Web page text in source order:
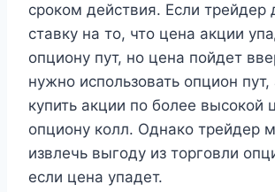
сроком действия. Если трейдер
ставку на то, что цена акции
опциону пут, но цена пойдет
нужно использовать опцион
купить акции по более высокой
опциону колл. Однако трейдер
извлечь выгоду из торговли
если цена упадет.